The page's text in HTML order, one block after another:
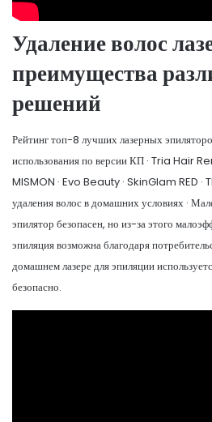
Удаление волос
преимущества
решений
Рейтинг топ-8 лучших лазерных
использования по версии КП · Tria Hair
MISMON · Evo Beauty · SkinGlam RED ·
удаления волос в домашних условиях ·
эпилятор безопасен, но из-за этого
эпиляция возможна благодаря
домашнем лазере для эпиляции
безопасно.